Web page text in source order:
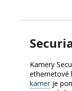
Kamery
ethernetové
kamer je